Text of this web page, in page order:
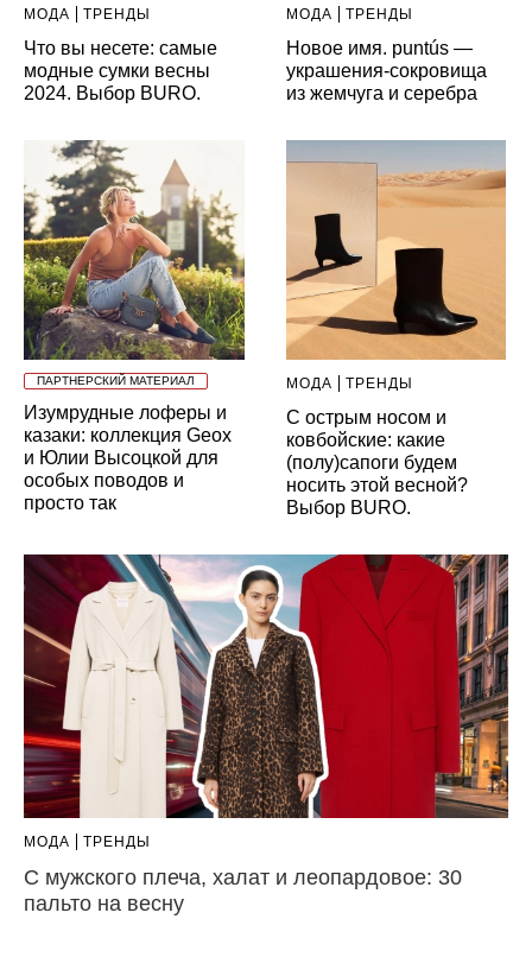
МОДА ТРЕНДЫ
Что вы несете: самые
модные сумки весны
2024. Выбор BURO.
МОДА ТРЕНДЫ
Новое имя. puntús —
украшения-сокровища
из жемчуга и серебра
ПАРТНЕРСКИЙ МАТЕРИАЛ
Изумрудные лоферы и
казаки: коллекция Geox
и Юлии Высоцкой для
особых поводов и
просто так
МОДА ТРЕНДЫ
С острым носом и
ковбойские: какие
(полу)сапоги будем
носить этой весной?
Выбор BURO.
МОДА ТРЕНДЫ
С мужского плеча, халат и леопардовое: 30
пальто на весну